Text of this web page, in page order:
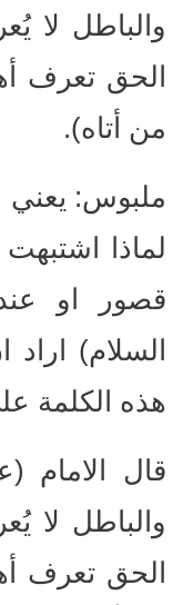
والباطل لا
الحق تعرف
من أتاه).
ملبوس: يعني
لماذا
قصور او
السلام)
هذه الكلمة
قال الامام
والباطل لا
الحق تعرف